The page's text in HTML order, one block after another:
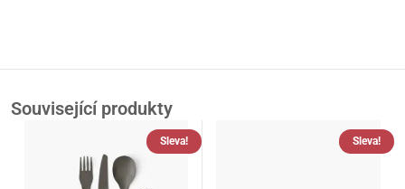
Související produkty
Sleva! Sleva!